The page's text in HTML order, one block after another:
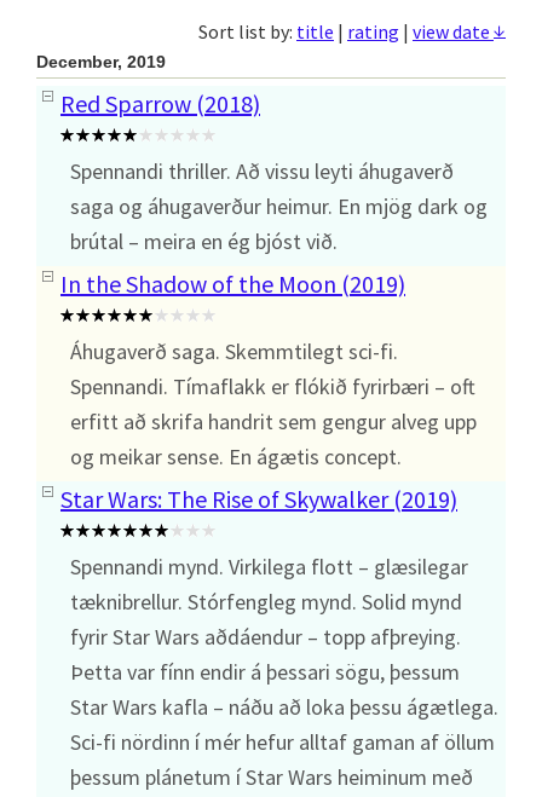
Sort list by: title | rating | view date ↓
December, 2019
Red Sparrow (2018)
Spennandi thriller. Að vissu leyti áhugaverð
saga og áhugaverður heimur. En mjög dark og
brútal – meira en ég bjóst við.
In the Shadow of the Moon (2019)
Áhugaverð saga. Skemmtilegt sci-fi.
Spennandi. Tímaflakk er flókið fyrirbæri – oft
erfitt að skrifa handrit sem gengur alveg upp
og meikar sense. En ágætis concept.
Star Wars: The Rise of Skywalker (2019)
Spennandi mynd. Virkilega flott – glæsilegar
tæknibrellur. Stórfengleg mynd. Solid mynd
fyrir Star Wars aðdáendur – topp afþreying.
Þetta var fínn endir á þessari sögu, þessum
Star Wars kafla – náðu að loka þessu ágætlega.
Sci-fi nördinn í mér hefur alltaf gaman af öllum
þessum plánetum í Star Wars heiminum með